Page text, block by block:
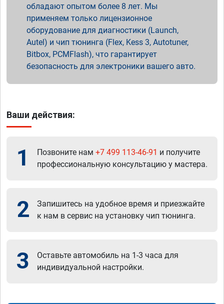
обладают опытом более 8 лет. Мы
применяем только лицензионное
оборудование для диагностики (Launch,
Autel) и чип тюнинга (Flex, Kess 3, Autotuner,
Bitbox, PCMFlash), что гарантирует
безопасность для электроники вашего авто.
Ваши действия:
1 Позвоните нам +7 499 113-46-91 и получите
профессиональную консультацию у мастера.
2
Запишитесь на удобное время и приезжайте
к нам в сервис на установку чип тюнинга.
3
Оставьте автомобиль на 1-3 часа для
индивидуальной настройки.